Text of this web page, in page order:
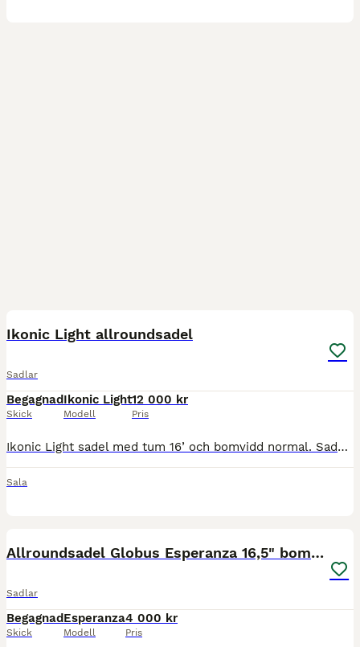
Ikonic Light allroundsadel
Sadlar
Begagnad
Skick
Ikonic Light
Modell
12 000 kr
Pris
Ikonic Light sadel med tum 16’ och bomvidd normal. Sadeln är i bra skick utan stora slitningar. Fin sadel som passar många hästar. En till bom i storlek vid medföljer. Nypris är runt 20-22 000 kr, säl
Sala
Allroundsadel Globus Esperanza 16,5" bomvidd 32
Sadlar
Begagnad
Skick
Esperanza
Modell
4 000 kr
Pris